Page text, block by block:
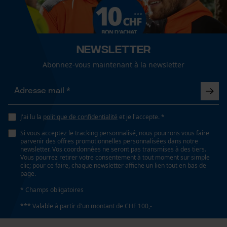
Optique/motif
couleur unie
Adjustable Fit
intérieures
Confort
confortable
Conditions météorologiques
Recommandations dentretien
Suivre les instructions d'entretien sur l'étiquette.
Newsletter
Abonnez-vous maintenant à la newsletter
J'ai lu la politique de confidentialité et je l'accepte. *
Si vous acceptez le tracking personnalisé, nous pourrons vous faire
parvenir des offres promotionnelles personnalisées dans notre
newsletter. Vos coordonnées ne seront pas transmises à des tiers.
Vous pourrez retirer votre consentement à tout moment sur simple
clic; pour ce faire, chaque newsletter affiche un lien tout en bas de
page.
* Champs obligatoires
*** Valable à partir d'un montant de CHF 100,-
Cookies de performance et de
fonctionnalité
Loop54 Personalization
Salutation personnelle
Géo-IP et détection des
utilisateurs
Vidéos YouTube
Google Maps
Prise de contact par chat